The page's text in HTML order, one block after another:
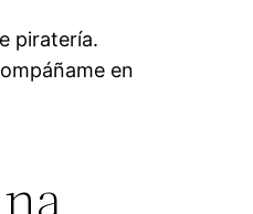
piratería.
en